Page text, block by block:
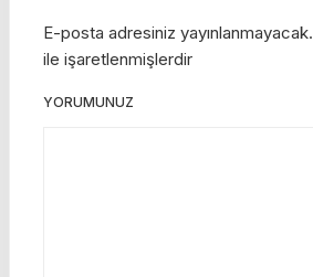
E-posta adresiniz yayınlanmayacak.
ile işaretlenmişlerdir
YORUMUNUZ